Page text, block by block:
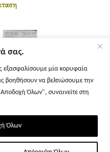
σας.
εξασφαλίσουμε μία κορυφαία
βοηθήσουν να βελτιώσουμε την
Όλων", συναινείτε στη
Όλων
Σελίδα 2